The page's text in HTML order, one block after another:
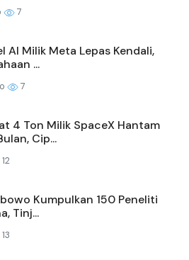
7
AI Milik Meta Lepas Kendali,
...
7
4 Ton Milik SpaceX Hantam
Cip...
12
Kumpulkan 150 Peneliti
Tinj...
13